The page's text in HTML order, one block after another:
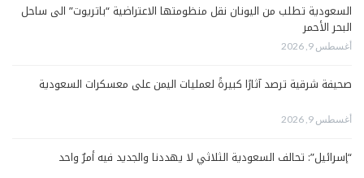
السعودية تطلب من اليونان نقل منظومتها الاعتراضية “باتريوت” الى ساحل
البحر الأحمر
أغسطس 9, 2026
صحيفة شرقية ترصد آثارًا كبيرةً لعمليات اليمن على معسكرات السعودية
أغسطس 9, 2026
“إسرائيل”: تحالف السعودية الثلاثي لا يهددنا والجديد فيه أمرٌ واحد